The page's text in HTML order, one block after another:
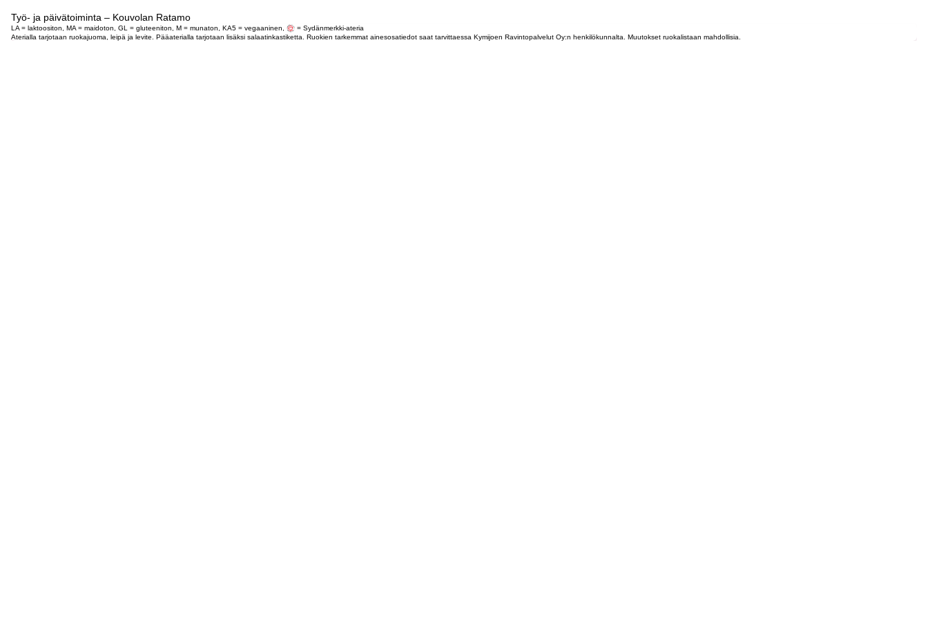
Työ- ja päivätoiminta – Kouvolan Ratamo
LA = laktoositon, MA = maidoton, GL = gluteeniton, M = munaton, KA5 = vegaaninen,
= Sydänmerkki-ateria
Aterialla tarjotaan ruokajuoma, leipä ja levite. Pääaterialla tarjotaan lisäksi salaatinkastiketta. Ruokien tarkemmat ainesosatiedot saat tarvittaessa Kymijoen Ravintopalvelut Oy:n henkilökunnalta. Muutokset ruokalistaan mahdollisia.